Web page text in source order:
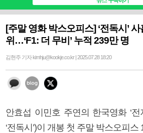
[주말 영화 박스오피스] ‘전독시’
위…‘F1: 더 무비’ 누적 239만 명
김현주 기자 kimhju@kookje.co.kr | 2025.07.28 18:20
안효섭 이민호 주연의 한국영화 ‘전
‘전독시’)이 개봉 첫 주말 박스오피